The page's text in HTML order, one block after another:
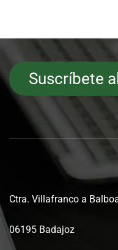
Suscríbete
Ctra. Villafranco a
06195 Badajoz